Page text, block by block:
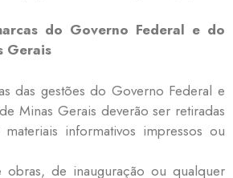
do Governo Federal e do
Gerais
das gestões do Governo Federal e
Minas Gerais deverão ser retiradas
informativos impressos ou
obras, de inauguração ou qualquer